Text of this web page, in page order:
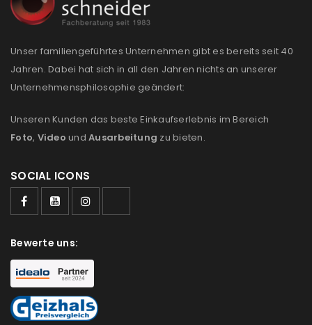
Unser familiengeführtes Unternehmen gibt es bereits seit 40
Jahren. Dabei hat sich in all den Jahren nichts an unserer
Unternehmensphilosophie geändert:
Unseren Kunden das beste Einkaufserlebnis im Bereich
Foto, Video und Ausarbeitung zu bieten.
SOCIAL ICONS
Bewerte uns: